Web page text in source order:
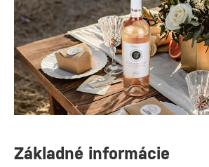
Základné informácie